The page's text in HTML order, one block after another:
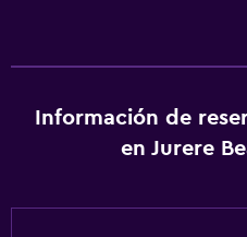
Estacionamiento
Información de
en Jurere